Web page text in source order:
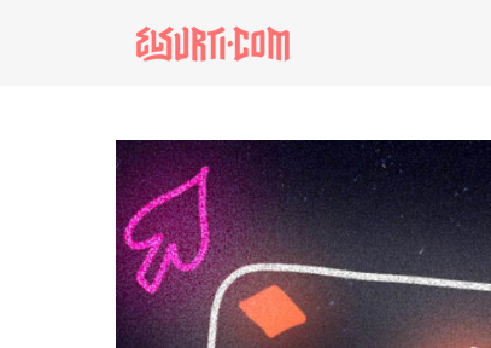
invasores vip
estronismo climático
escuelas fumigadas
historia de las
patria contratista